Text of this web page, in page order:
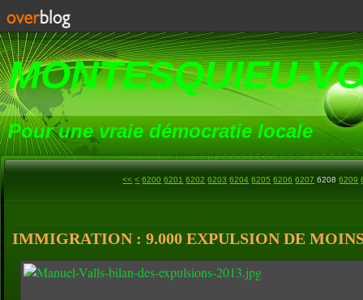
MONTESQUIEU-
Pour une vraie démocratie locale
<< < 6200 6201 6202 6203 6204 6205 6206 6207 6208 6209
IMMIGRATION : 9.000 EXPULSION DE MOINS